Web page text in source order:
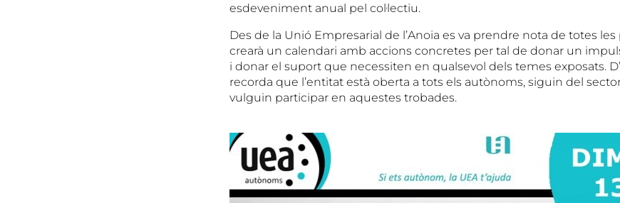
esdeveniment anual pel col·lectiu.
Des de la Unió Empresarial de l’Anoia es va prendre nota de totes
crearà un calendari amb accions concretes per tal de donar un
i donar el suport que necessiten en qualsevol dels temes exposats.
recorda que l’entitat està oberta a tots els autònoms, siguin del
vulguin participar en aquestes trobades.